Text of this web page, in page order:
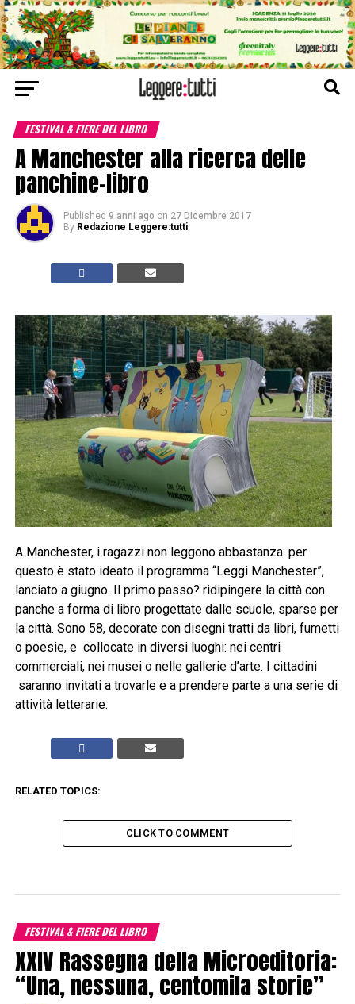
FESTIVAL & FIERE DEL LIBRO
A Manchester alla ricerca delle
panchine-libro
Published 9 anni ago on 27 Dicembre 2017
By Redazione Leggere:tutti
A Manchester, i ragazzi non leggono abbastanza: per
questo è stato ideato il programma “Leggi Manchester”,
lanciato a giugno. Il primo passo? ridipingere la città con
panche a forma di libro progettate dalle scuole, sparse per
la città. Sono 58, decorate con disegni tratti da libri, fumetti
o poesie, e collocate in diversi luoghi: nei centri
commerciali, nei musei o nelle gallerie d’arte. I cittadini
saranno invitati a trovarle e a prendere parte a una serie di
attività letterarie.
RELATED TOPICS:
CLICK TO COMMENT
FESTIVAL & FIERE DEL LIBRO
XXIV Rassegna della Microeditoria:
“Una, nessuna, centomila storie”